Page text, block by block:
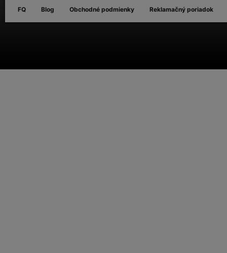
FQ Blog Obchodné podmienky Reklamačný poriadok